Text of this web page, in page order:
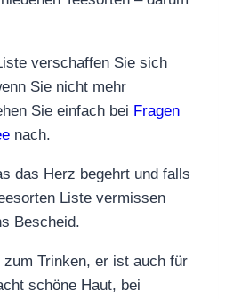
verschaffen Sie sich
Sie nicht mehr
Sie einfach bei Fragen
nach.
das Herz begehrt und falls
Liste vermissen
Bescheid.
zum Trinken, er ist auch für
schöne Haut, bei